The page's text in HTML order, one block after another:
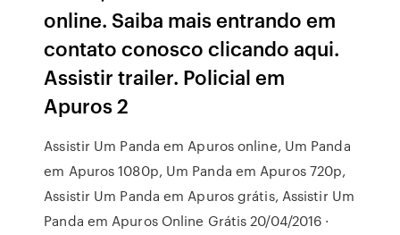
online. Saiba mais entrando em
contato conosco clicando aqui.
Assistir trailer. Policial em
Apuros 2
Assistir Um Panda em Apuros online, Um Panda
em Apuros 1080p, Um Panda em Apuros 720p,
Assistir Um Panda em Apuros grátis, Assistir Um
Panda em Apuros Online Grátis 20/04/2016 ·